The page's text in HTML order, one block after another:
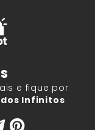
e fique por
Infinitos